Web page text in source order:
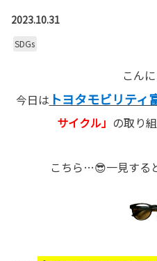
2023.10.31
SDGs
こん
今日は トヨタモビリティ
サイクル」 の取り
こちら…😎一見する